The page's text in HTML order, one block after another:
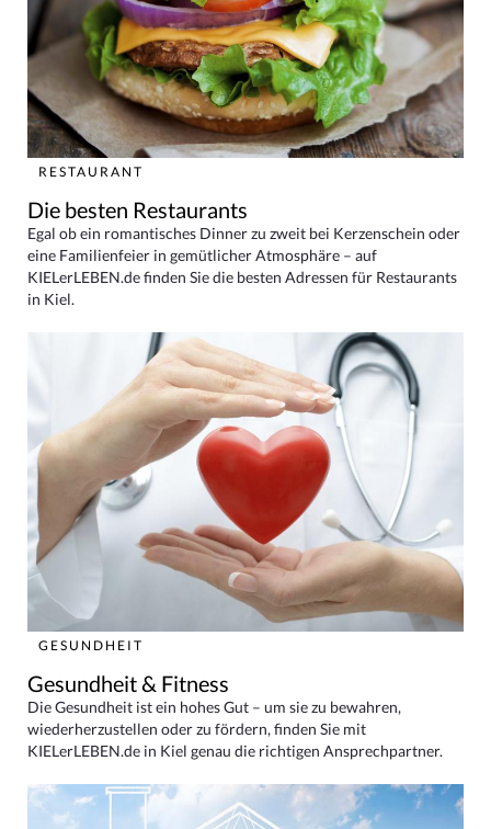
RESTAURANT
Die besten Restaurants
Egal ob ein romantisches Dinner zu zweit bei Kerzenschein oder
eine Familienfeier in gemütlicher Atmosphäre – auf
KIELerLEBEN.de finden Sie die besten Adressen für Restaurants
in Kiel.
GESUNDHEIT
Gesundheit & Fitness
Die Gesundheit ist ein hohes Gut – um sie zu bewahren,
wiederherzustellen oder zu fördern, finden Sie mit
KIELerLEBEN.de in Kiel genau die richtigen Ansprechpartner.